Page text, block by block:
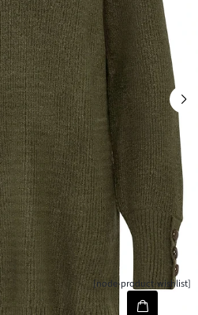
[node-product-wishlist]